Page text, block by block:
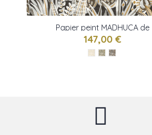
Papier peint MADHUCA de
Casamance
147,00 €